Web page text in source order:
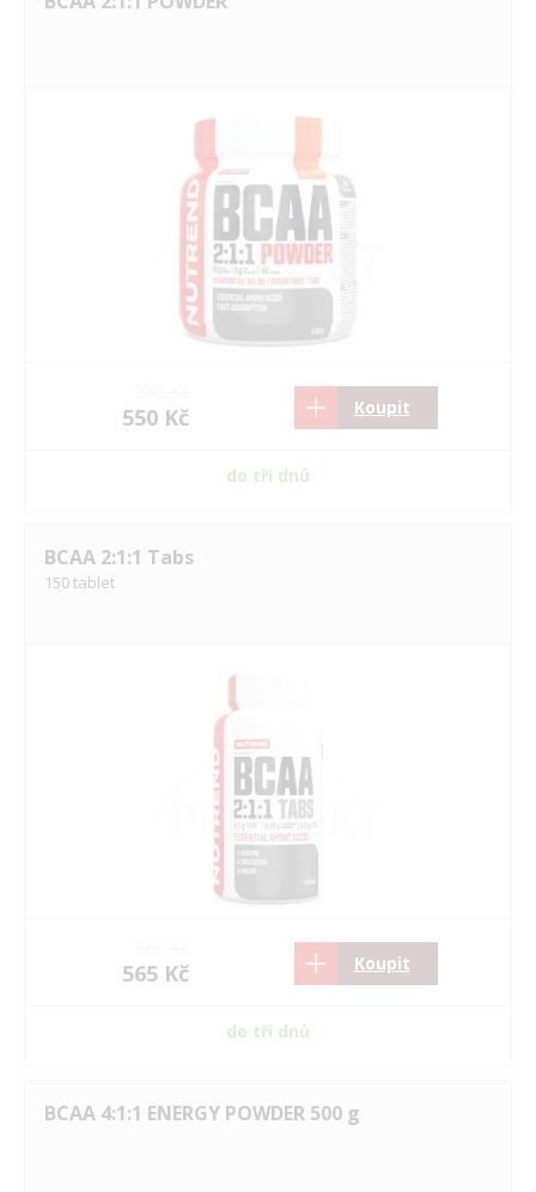
550 Kč Koupit
do tří dnů
BCAA 2:1:1 Tabs
150 tablet
565 Kč Koupit
do tří dnů
BCAA 4:1:1 ENERGY POWDER 500 g